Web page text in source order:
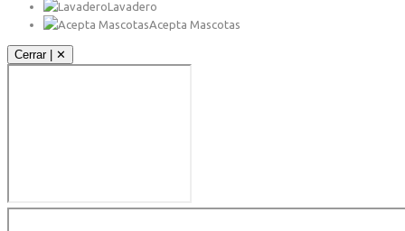
Lavadero
Acepta Mascotas
Cerrar | ✕